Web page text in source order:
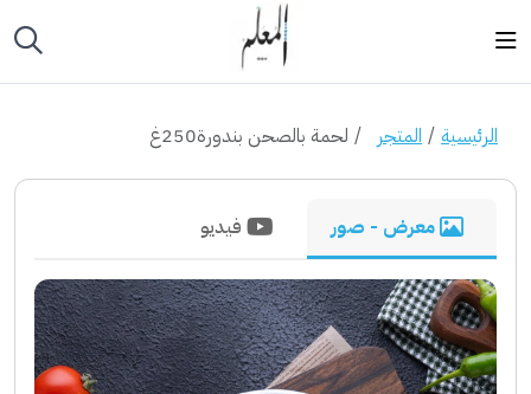
الرئيسية المتجر لحمة بالصحن بندورة250غ
معرض - صور فيديو